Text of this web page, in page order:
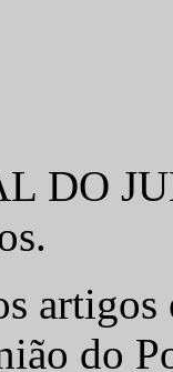
DO
artigos
do